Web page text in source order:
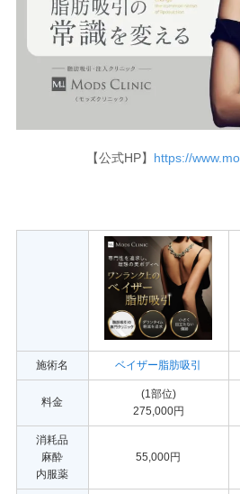
【公式HP】 https://
施術名 ベイザー脂肪吸引
料金
(1部位)
275,000円
消耗品
麻酔
内服薬
55,000円